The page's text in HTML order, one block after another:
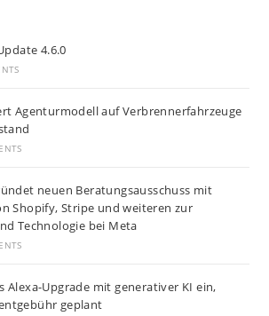
4.6.0
Agenturmodell auf Verbrennerfahrzeuge
neuen Beratungsausschuss mit
Shopify, Stripe und weiteren zur
Technologie bei Meta
Alexa-Upgrade mit generativer KI ein,
geplant